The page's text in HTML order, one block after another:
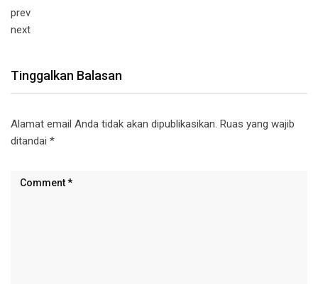
prev
next
Tinggalkan Balasan
Alamat email Anda tidak akan dipublikasikan. Ruas yang wajib
ditandai *